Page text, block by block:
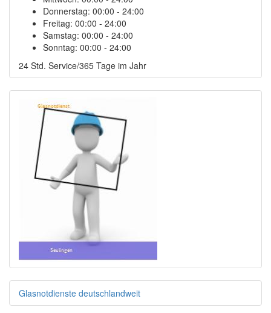
Donnerstag: 00:00 - 24:00
Freitag: 00:00 - 24:00
Samstag: 00:00 - 24:00
Sonntag: 00:00 - 24:00
24 Std. Service/365 Tage im Jahr
Glasnotdienste deutschlandweit